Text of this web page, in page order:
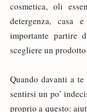
cosmetica, oli
detergenza, casa
importante partire
scegliere un
Quando davanti a
sentirsi un po’
proprio a questo: